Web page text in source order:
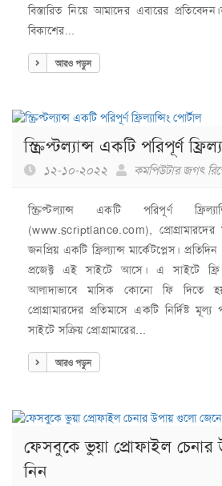
বিস্তারিত নিয়ে আমাদের এবারের
বিকাশের...
আরও পড়ুন
স্ক্রিপ্টল্যান্স একটি পরিপূর্ণ
১২-১০-২০২২ কমপিউটার জগৎ
স্ক্রিপ্টল্যান্স একটি পরিপূর্ণ
(www.scriptlance.com),
জনপ্রিয় একটি ফ্রিল্যান্স মার্কেটপ্লেস।
প্রজেক্ট এই সাইটে আসে। এ সাইটে ফ্রি
আলাদাভাবে মাসিক কোনো ফি দিতে
প্রোগ্রামারদের প্রতিমাসে একটি নির্দিষ্ট
সাইটে সক্রিয় প্রোগ্রামারের...
আরও পড়ুন
ফেসবুকে ভুয়া প্রোফাইল
নিন